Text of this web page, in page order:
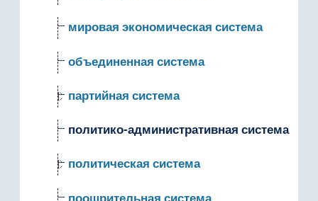
мировая экономическая система
объединенная система
партийная система
политико-административная система
политическая система